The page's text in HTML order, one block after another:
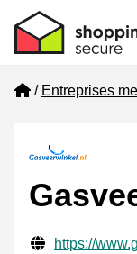
Home
Entreprises
Informations de
Website URL
https://